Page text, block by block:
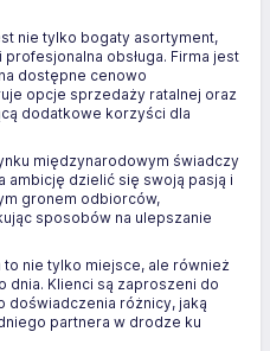
nie tylko bogaty asortyment,
obsługa. Firma jest
dostępne cenowo
opcje sprzedaży ratalnej oraz
dodatkowe korzyści dla
międzynarodowym świadczy
ambicję dzielić się swoją pasją i
gronem odbiorców,
sposobów na ulepszanie
nie tylko miejsce, ale również
dnia. Klienci są zaproszeni do
doświadczenia różnicy, jaką
partnera w drodze ku